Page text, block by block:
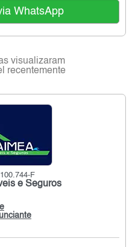
WhatsApp
visualizaram
recentemente
F
e Seguros